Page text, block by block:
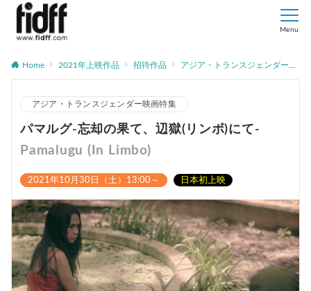
Menu
Home 2021年上映作品 招待作品 アジア・トランスジェンダー映画特集
アジア・トランスジェンダー映画特集
パマルグ-忘却の果て、辺獄(リンボ)にて-
Pamalugu (In Limbo)
2021年10月30日（土）13:00～ 日本初上映